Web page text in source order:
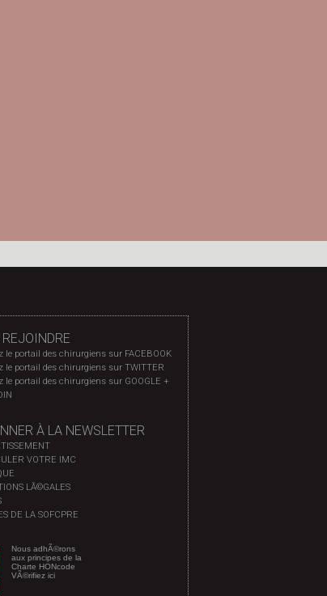
le portail des chirurgiens sur FACEBOOK
le portail des chirurgiens sur TWITTER
le portail des chirurgiens sur GOOGLE +
À LA NEWSLETTER
VOTRE IMC
LÃ©GALES
DE LA SOFCPRE
Nous adhÃ©rons
aux principes de la
Charte HONcode
VÃ©rifiez ici